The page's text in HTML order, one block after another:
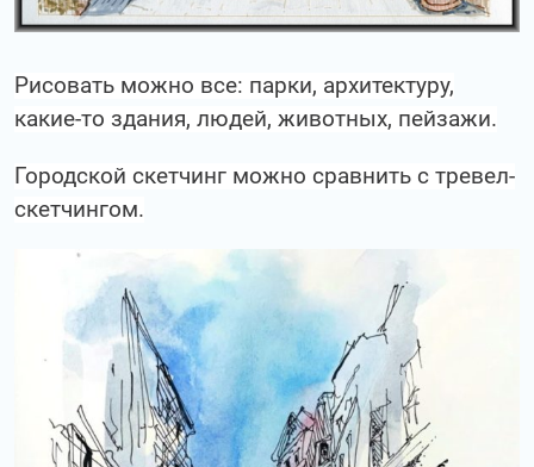
Рисовать можно все: парки, архитектуру,
какие-то здания, людей, животных, пейзажи.
Городской скетчинг можно сравнить с тревел-
скетчингом.